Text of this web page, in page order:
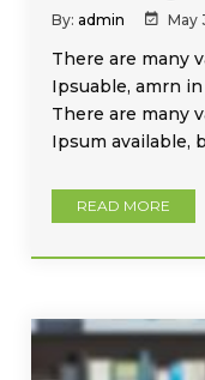
By: admin May
There are many
Ipsuable, amrn
There are many
Ipsum available,
READ MORE